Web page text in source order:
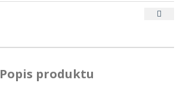
Popis produktu